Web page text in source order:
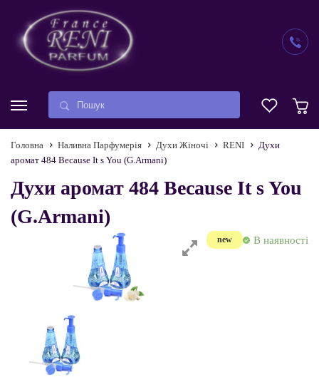
Головна Наливна Парфумерія Духи Жіночі RENI
Духи
аромат 484 Because It s You (G.Armani)
Духи аромат 484 Because It s You
(G.Armani)
new В наявності